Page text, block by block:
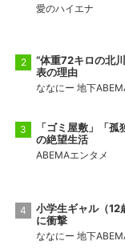
愛のハイエナ
“体重72キロの北
表の理由
ななにー 地下
「ゴミ屋敷」「
の絶望生活
ABEMAエンタメ
小学生ギャル（12
に衝撃
ななにー 地下